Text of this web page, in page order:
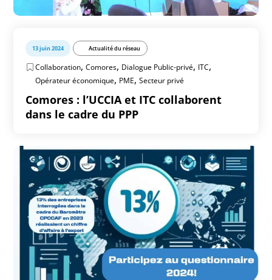
13 juin 2024 Actualité du réseau
Collaboration,Comores, Dialogue Public-privé, ITC,
Opérateur économique, PME,Secteur privé
Comores : l’UCCIA et ITC collaborent
dans le cadre du PPP